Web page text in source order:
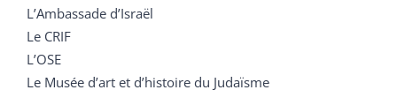
L’Ambassade d’Israël
Le CRIF
L’OSE
Le Musée d’art et d’histoire du Judaïsme